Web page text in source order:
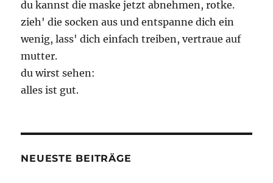
du kannst die maske jetzt abnehmen, rotke.
zieh' die socken aus und entspanne dich ein
wenig, lass' dich einfach treiben, vertraue auf
mutter.
du wirst sehen:
alles ist gut.
NEUESTE BEITRÄGE